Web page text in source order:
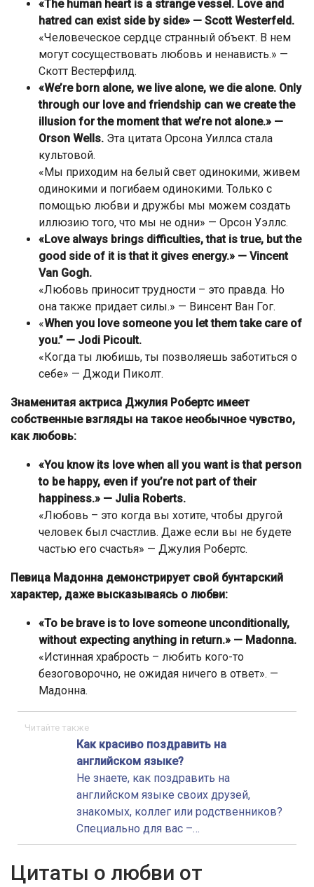
«The human heart is a strange vessel. Love and
hatred can exist side by side» — Scott Westerfeld.
«Человеческое сердце странный объект. В нем
могут сосуществовать любовь и ненависть.» —
Скотт Вестерфилд.
«We’re born alone, we live alone, we die alone. Only
through our love and friendship can we create the
illusion for the moment that we’re not alone.» —
Orson Wells. Эта цитата Орсона Уиллса стала
культовой.
«Мы приходим на белый свет одинокими, живем
одинокими и погибаем одинокими. Только с
помощью любви и дружбы мы можем создать
иллюзию того, что мы не одни» — Орсон Уэллс.
«Love always brings difficulties, that is true, but the
good side of it is that it gives energy.» — Vincent
Van Gogh.
«Любовь приносит трудности – это правда. Но
она также придает силы.» — Винсент Ван Гог.
«When you love someone you let them take care of
you.” — Jodi Picoult.
«Когда ты любишь, ты позволяешь заботиться о
себе» — Джоди Пиколт.
Знаменитая актриса Джулия Робертс имеет
собственные взгляды на такое необычное чувство,
как любовь:
«You know its love when all you want is that person
to be happy, even if you’re not part of their
happiness.» — Julia Roberts.
«Любовь – это когда вы хотите, чтобы другой
человек был счастлив. Даже если вы не будете
частью его счастья» — Джулия Робертс.
Певица Мадонна демонстрирует свой бунтарский
характер, даже высказываясь о любви:
«To be brave is to love someone unconditionally,
without expecting anything in return.» — Madonna.
«Истинная храбрость – любить кого-то
безоговорочно, не ожидая ничего в ответ». —
Мадонна.
Читайте также
Как красиво поздравить на
английском языке?
Не знаете, как поздравить на
английском языке своих друзей,
знакомых, коллег или родственников?
Специально для вас –…
Цитаты о любви от